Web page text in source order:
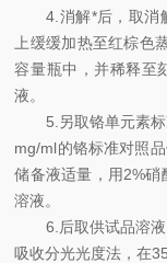
4.消解*后，取消解
上缓缓加热至红棕色
容量瓶中，并稀释至
液。
5.另取铬单元素标
mg/ml的铬标准对照
储备液适量，用2%
溶液。
6.后取供试品溶液
吸收分光光度法，在